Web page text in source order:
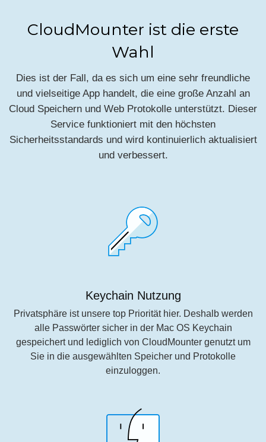
CloudMounter ist die erste
Wahl
Dies ist der Fall, da es sich um eine sehr freundliche
und vielseitige App handelt, die eine große Anzahl an
Cloud Speichern und Web Protokolle unterstützt. Dieser
Service funktioniert mit den höchsten
Sicherheitsstandards und wird kontinuierlich aktualisiert
und verbessert.
Keychain Nutzung
Privatsphäre ist unsere top Priorität hier. Deshalb werden
alle Passwörter sicher in der Mac OS Keychain
gespeichert und lediglich von CloudMounter genutzt um
Sie in die ausgewählten Speicher und Protokolle
einzuloggen.